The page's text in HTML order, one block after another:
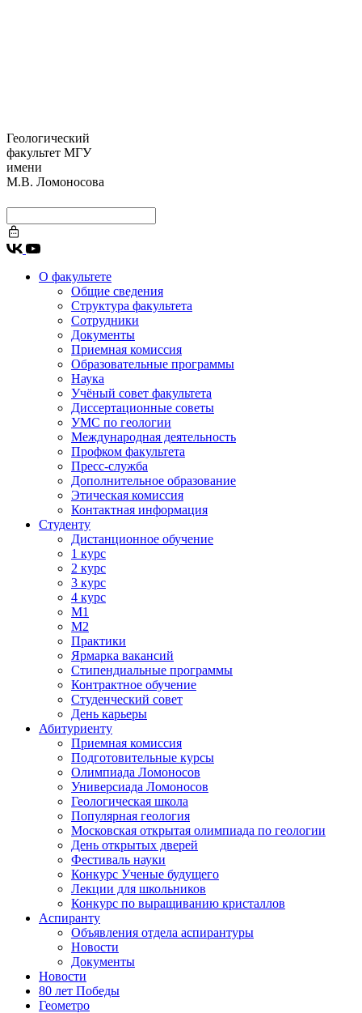
Геологический
факультет МГУ
имени
М.В. Ломоносова
О факультете
Общие сведения
Структура факультета
Сотрудники
Документы
Приемная комиссия
Образовательные программы
Наука
Учёный совет факультета
Диссертационные советы
УМС по геологии
Международная деятельность
Профком факультета
Пресс-служба
Дополнительное образование
Этическая комиссия
Контактная информация
Студенту
Дистанционное обучение
1 курс
2 курс
3 курс
4 курс
М1
М2
Практики
Ярмарка вакансий
Стипендиальные программы
Контрактное обучение
Студенческий совет
День карьеры
Абитуриенту
Приемная комиссия
Подготовительные курсы
Олимпиада Ломоносов
Универсиада Ломоносов
Геологическая школа
Популярная геология
Московская открытая олимпиада по геологии
День открытых дверей
Фестиваль науки
Конкурс Ученые будущего
Лекции для школьников
Конкурс по выращиванию кристаллов
Аспиранту
Объявления отдела аспирантуры
Новости
Документы
Новости
80 лет Победы
Геометро